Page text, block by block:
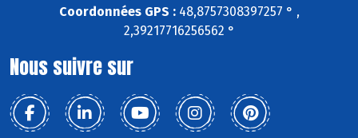
Coordonnées GPS :48,8757308397257 ° ,
2,39217716256562 °
Nous suivre sur